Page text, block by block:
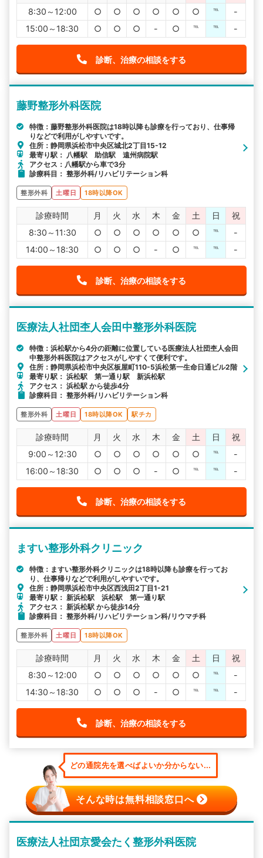
8:30～12:00
○ ○ ○ ○ ○ ○ ℡
-
15:00～18:30
○ ○ ○ - ○ ℡ ℡ -
診断、治療の相談をする
藤野整形外科医院
特徴：藤野整形外科医院は18時以降も診療を行っており、仕事帰
りなどで利用がしやすいです。
住所：静岡県浜松市中央区城北2丁目15-12
最寄り駅： 八幡駅 助信駅 遠州病院駅
アクセス：八幡駅から車で3分
診療科目： 整形外科/リハビリテーション科
整形外科 土曜日 18時以降OK
診療時間 月 火 水 木 金 土 日
祝
8:30～11:30
○ ○ ○ ○ ○ ○ ℡
-
14:00～18:30
○ ○ ○ - ○ ℡ ℡ -
診断、治療の相談をする
医療法人社団杢人会田中整形外科医院
特徴：浜松駅から4分の距離に位置している医療法人社団杢人会田
中整形外科医院はアクセスがしやすくて便利です。
住所：静岡県浜松市中央区板屋町110-5浜松第一生命日通ビル2階
最寄り駅： 浜松駅 第一通り駅 新浜松駅
アクセス： 浜松駅 から徒歩4分
診療科目： 整形外科/リハビリテーション科
整形外科 土曜日 18時以降OK 駅チカ
診療時間 月 火 水 木 金 土 日
祝
9:00～12:30
○ ○ ○ ○ ○ ○ ℡
-
16:00～18:30
○ ○ ○ - ○ ℡ ℡ -
診断、治療の相談をする
ますい整形外科クリニック
特徴：ますい整形外科クリニックは18時以降も診療を行ってお
り、仕事帰りなどで利用がしやすいです。
住所：静岡県浜松市中央区西浅田2丁目1-21
最寄り駅： 新浜松駅 浜松駅 第一通り駅
アクセス： 新浜松駅 から徒歩14分
診療科目： 整形外科/リハビリテーション科/リウマチ科
整形外科 土曜日 18時以降OK
診療時間 月 火 水 木 金 土 日
祝
8:30～12:00
○ ○ ○ ○ ○ ○ ℡
-
14:30～18:30
○ ○ ○ - ○ ℡ ℡ -
診断、治療の相談をする
どの通院先を選べばよいか分からない...
そんな時は無料相談窓口へ
医療法人社団京愛会たく整形外科医院